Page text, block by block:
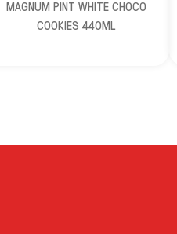
MAGNUM PINT WHITE CHOCO
COOKIES 440ML